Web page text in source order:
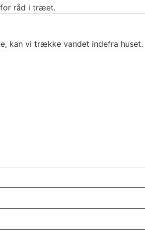
råd i træet.
kan vi trække vandet indefra huset.